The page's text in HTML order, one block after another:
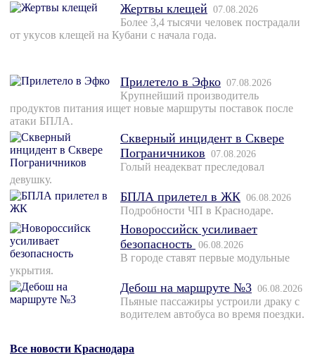
Жертвы клещей 07.08.2026
Более 3,4 тысячи человек пострадали
от укусов клещей на Кубани с начала года.
Прилетело в Эфко 07.08.2026
Крупнейший производитель
продуктов питания ищет новые маршруты поставок после
атаки БПЛА.
Скверный инцидент в Сквере
Пограничников 07.08.2026
Голый неадекват преследовал
девушку.
БПЛА прилетел в ЖК 06.08.2026
Подробности ЧП в Краснодаре.
Новороссийск усиливает
безопасность 06.08.2026
В городе ставят первые модульные
укрытия.
Дебош на маршруте №3 06.08.2026
Пьяные пассажиры устроили драку с
водителем автобуса во время поездки.
Все новости Краснодара